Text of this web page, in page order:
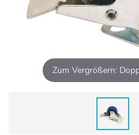
Zum Vergrößern: